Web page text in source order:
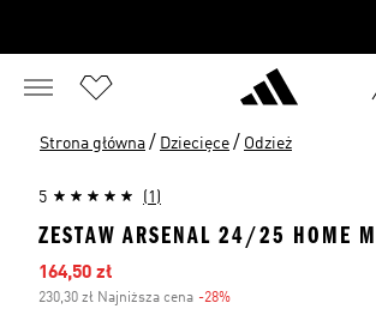
Strona główna / Dziecięce / Odzież
5 (1)
ZESTAW ARSENAL 24/25 HOME
Ceny na wyprzedaży
164,50 zł
230,30 zł Najniższa cena -28%